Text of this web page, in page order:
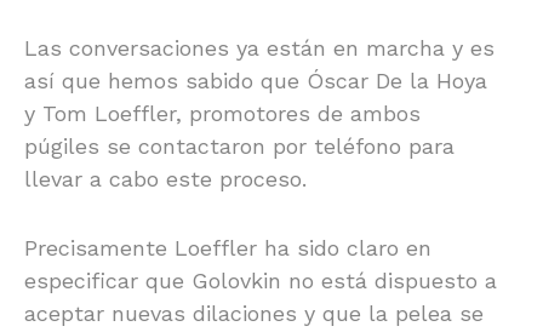
Las conversaciones ya están en marcha y es
así que hemos sabido que Óscar De la Hoya
y Tom Loeffler, promotores de ambos
púgiles se contactaron por teléfono para
llevar a cabo este proceso.
Precisamente Loeffler ha sido claro en
especificar que Golovkin no está dispuesto a
aceptar nuevas dilaciones y que la pelea se